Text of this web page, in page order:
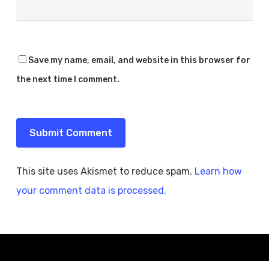
Save my name, email, and website in this browser for
the next time I comment.
This site uses Akismet to reduce spam. Learn how
your comment data is processed.